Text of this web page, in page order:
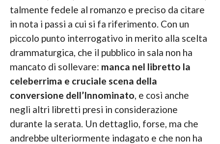
talmente fedele al romanzo e preciso da citare
in nota i passi a cui si fa riferimento. Con un
piccolo punto interrogativo in merito alla scelta
drammaturgica, che il pubblico in sala non ha
mancato di sollevare: manca nel libretto la
celeberrima e cruciale scena della
conversione dell’Innominato, e così anche
negli altri libretti presi in considerazione
durante la serata. Un dettaglio, forse, ma che
andrebbe ulteriormente indagato e che non ha